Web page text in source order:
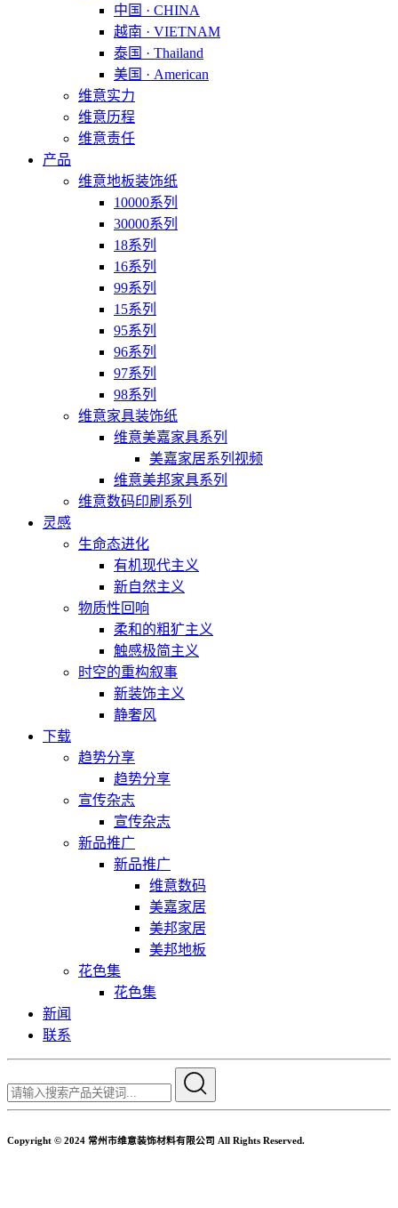
中国 · CHINA
越南 · VIETNAM
泰国 · Thailand
美国 · American
维意实力
维意历程
维意责任
产品
维意地板装饰纸
10000系列
30000系列
18系列
16系列
99系列
15系列
95系列
96系列
97系列
98系列
维意家具装饰纸
维意美嘉家具系列
美嘉家居系列视频
维意美邦家具系列
维意数码印刷系列
灵感
生命态进化
有机现代主义
新自然主义
物质性回响
柔和的粗犷主义
触感极简主义
时空的重构叙事
新装饰主义
静奢风
下载
趋势分享
趋势分享
宣传杂志
宣传杂志
新品推广
新品推广
维意数码
美嘉家居
美邦家居
美邦地板
花色集
花色集
新闻
联系
Copyright © 2024 常州市维意装饰材料有限公司 All Rights Reserved.